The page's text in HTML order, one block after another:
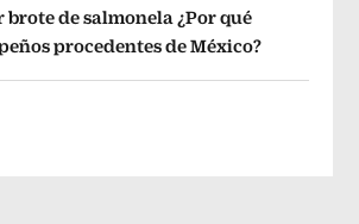
brote de salmonela ¿Por qué
procedentes de México?